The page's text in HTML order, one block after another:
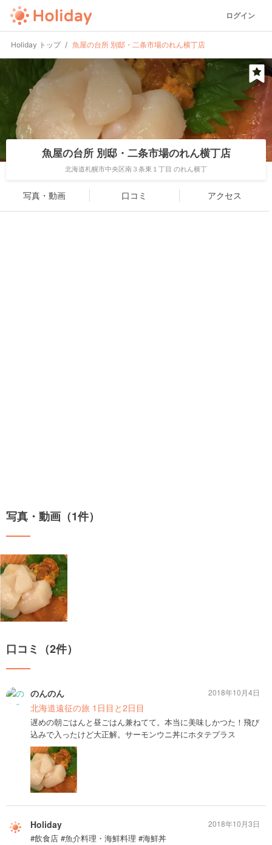
ログイン
Holiday トップ 魚屋の台所 別邸・二条市場のれん横丁店
魚屋の台所 別邸・二条市場のれん横丁店
北海道札幌市中央区南３条東１丁目 のれん横丁
写真・動画 口コミ アクセス
写真・動画（1件）
口コミ（2件）
のんのん
北海道遠征の旅 1日目と2日目
遅めの朝ごはんと昼ごはん兼ねてて。本当に美味しかつた！飛び
込みで入ったけど大正解。サーモンウニ丼にホタテプラス
2018年10月4日
Holiday
#飲食店 #魚介料理・海鮮料理 #海鮮丼
2018年10月3日